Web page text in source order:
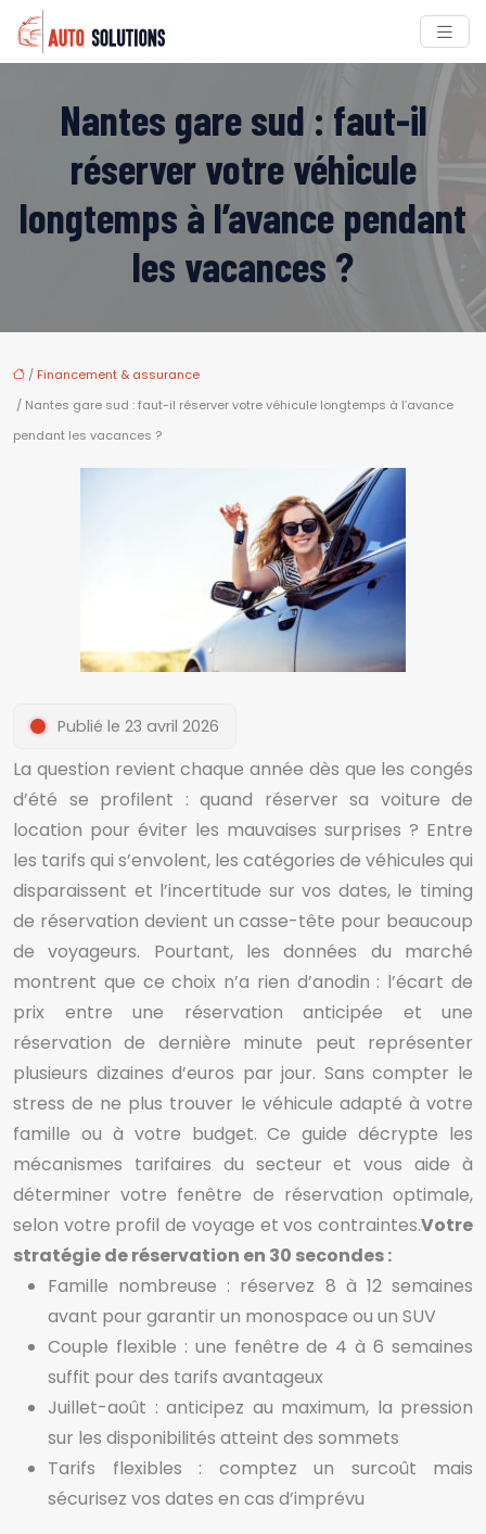
Nantes gare sud : faut-il
réserver votre véhicule
longtemps à l’avance pendant
les vacances ?
/ Financement & assurance
/ Nantes gare sud : faut-il réserver votre véhicule longtemps à l’avance
pendant les vacances ?
Publié le 23 avril 2026
La question revient chaque année dès que les congés
d’été se profilent : quand réserver sa voiture de
location pour éviter les mauvaises surprises ? Entre
les tarifs qui s’envolent, les catégories de véhicules qui
disparaissent et l’incertitude sur vos dates, le timing
de réservation devient un casse-tête pour beaucoup
de voyageurs. Pourtant, les données du marché
montrent que ce choix n’a rien d’anodin : l’écart de
prix entre une réservation anticipée et une
réservation de dernière minute peut représenter
plusieurs dizaines d’euros par jour. Sans compter le
stress de ne plus trouver le véhicule adapté à votre
famille ou à votre budget. Ce guide décrypte les
mécanismes tarifaires du secteur et vous aide à
déterminer votre fenêtre de réservation optimale,
selon votre profil de voyage et vos contraintes.Votre
stratégie de réservation en 30 secondes :
Famille nombreuse : réservez 8 à 12 semaines
avant pour garantir un monospace ou un SUV
Couple flexible : une fenêtre de 4 à 6 semaines
suffit pour des tarifs avantageux
Juillet-août : anticipez au maximum, la pression
sur les disponibilités atteint des sommets
Tarifs flexibles : comptez un surcoût mais
sécurisez vos dates en cas d’imprévu